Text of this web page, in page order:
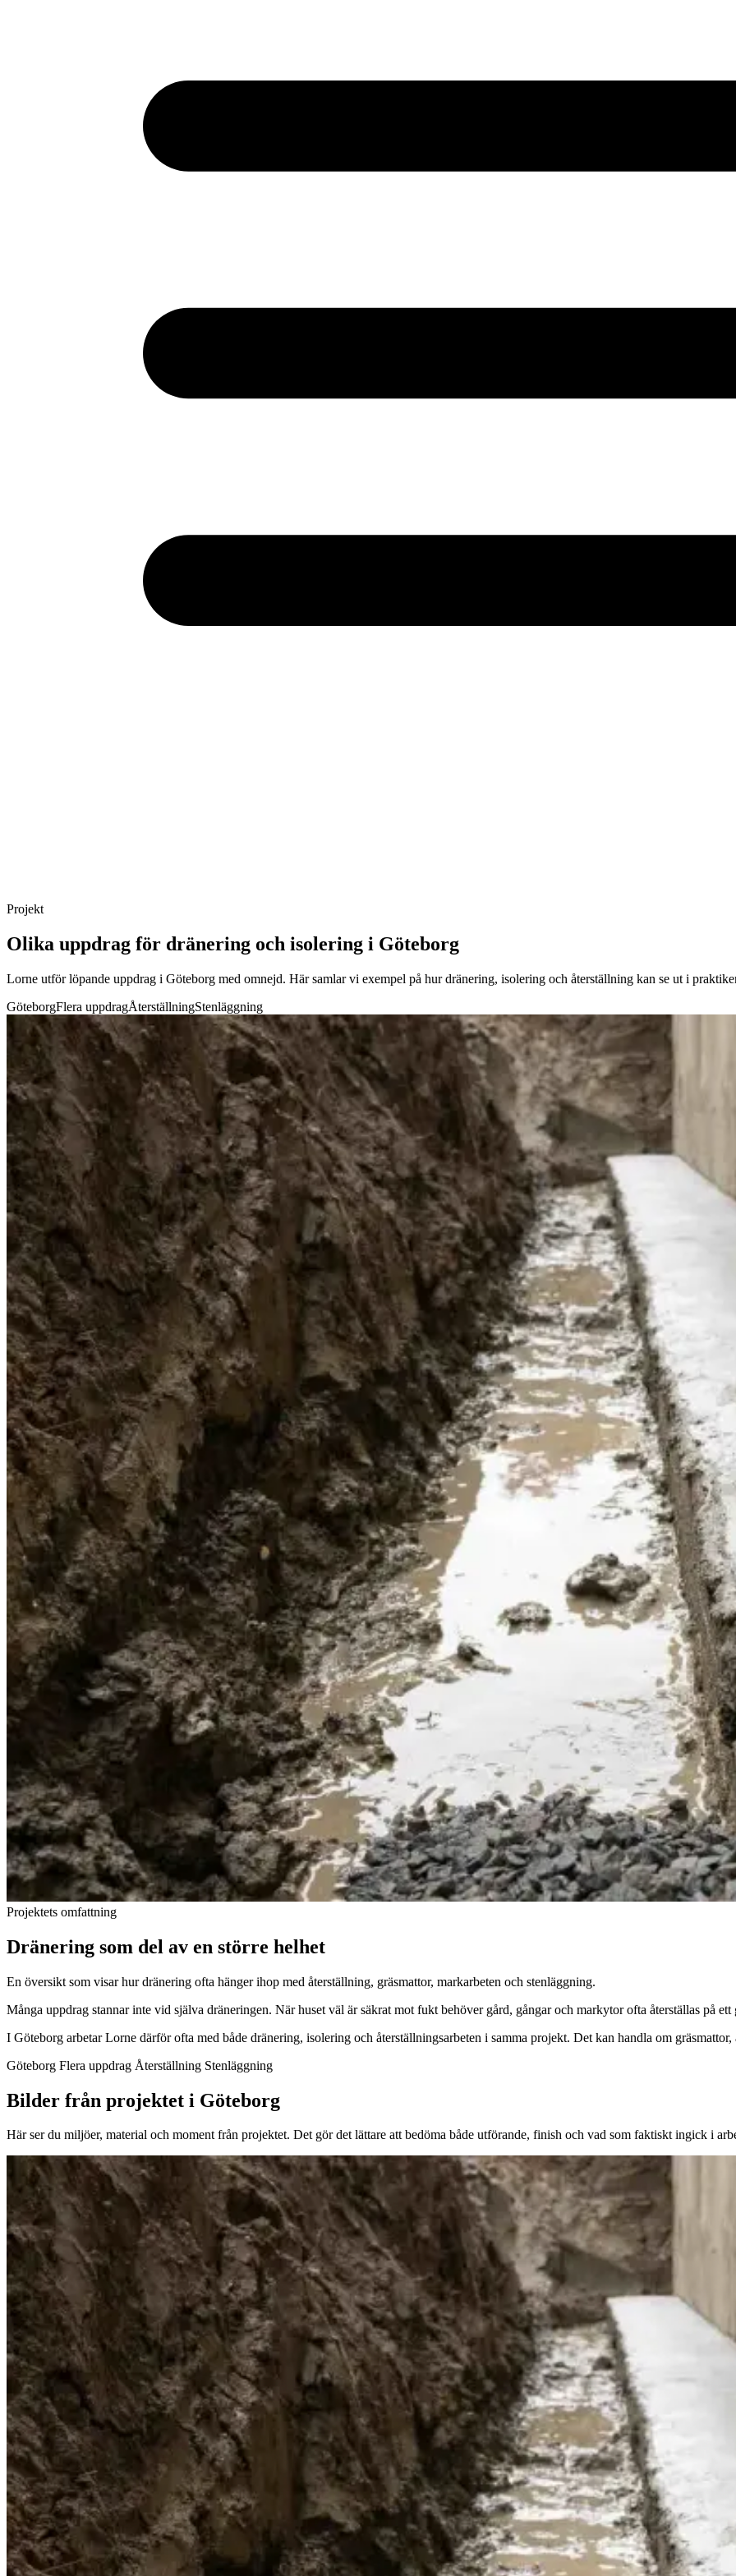
Projekt
Olika uppdrag för dränering och isolering i Göteborg
Lorne utför löpande uppdrag i Göteborg med omnejd. Här samlar vi exempel på hur dränering, isolering och återställning kan se ut i
GöteborgFlera uppdragÅterställningStenläggning
Projektets omfattning
Dränering som del av en större helhet
En översikt som visar hur dränering ofta hänger ihop med återställning, gräsmattor, markarbeten och stenläggning.
Många uppdrag stannar inte vid själva dräneringen. När huset väl är säkrat mot fukt behöver gård, gångar och markytor ofta återställas på
I Göteborg arbetar Lorne därför ofta med både dränering, isolering och återställningsarbeten i samma projekt. Det kan handla om
Göteborg Flera uppdrag Återställning Stenläggning
Bilder från projektet i Göteborg
Här ser du miljöer, material och moment från projektet. Det gör det lättare att bedöma både utförande, finish och vad som faktiskt ingick i